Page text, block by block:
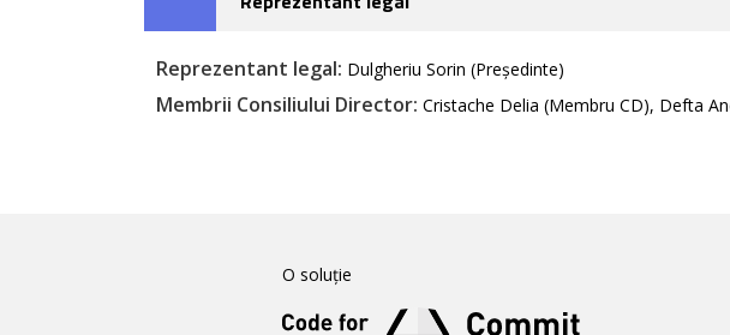
Reprezentant legal: Dulgheriu Sorin (Președinte)
Membrii Consiliului Director: Cristache Delia (Membru CD), Defta
O soluție